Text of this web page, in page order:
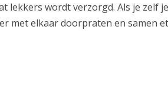
lekkers wordt verzorgd. Als je zelf
met elkaar doorpraten en samen